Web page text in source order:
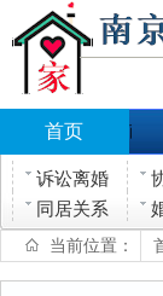
首页
诉讼离婚
同居关系
当前位置：